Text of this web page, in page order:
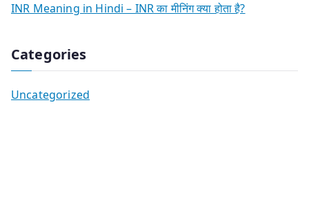
INR Meaning in Hindi – INR का मीनिंग क्या होता है?
Categories
Uncategorized